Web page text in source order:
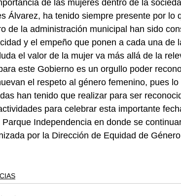
de las mujeres dentro de la
Álvarez, ha tenido siempre presente por lo
de la administración municipal han sido
y el empeño que ponen a cada una de
el valor de la mujer va más allá de la
este Gobierno es un orgullo poder
el respeto al género femenino, pues
han tenido que realizar para ser
para celebrar esta importante
Parque Independencia en donde se
por la Dirección de Equidad de